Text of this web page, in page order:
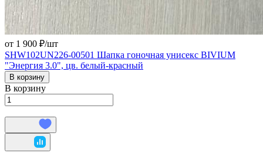
от 1 900 ₽/шт
SHW102UN226-00501 Шапка гоночная унисекс BIVIUM
"Энергия 3.0", цв. белый-красный
В корзину
В корзину